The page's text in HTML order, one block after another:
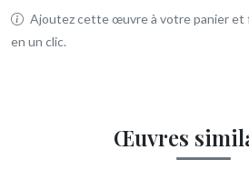
Ajoutez cette œuvre à votre panier et
en un clic.
Œuvres